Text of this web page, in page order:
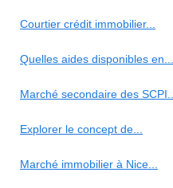
Courtier crédit immobilier...
Quelles aides disponibles en...
Marché secondaire des SCPI...
Explorer le concept de...
Marché immobilier à Nice...